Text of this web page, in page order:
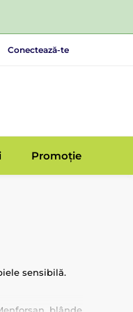
Conectează-te
Promoție
sensibilă.